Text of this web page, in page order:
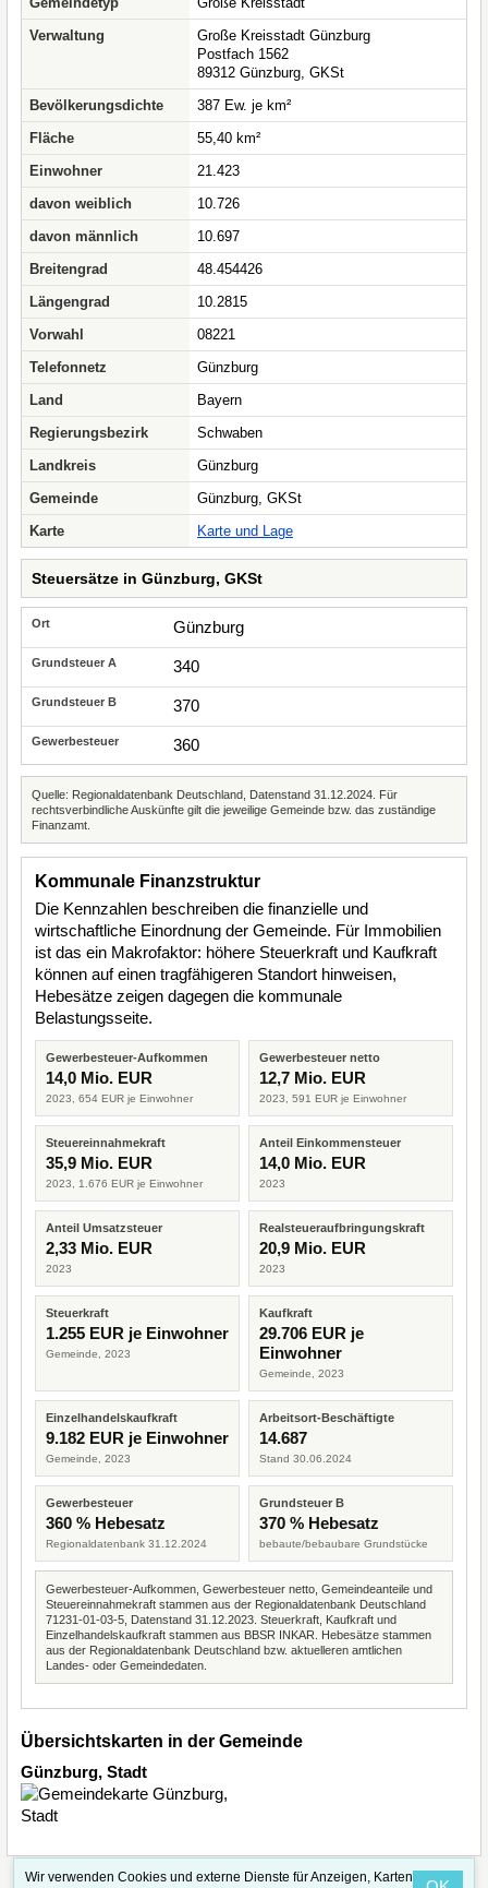
Verwaltung
Große Kreisstadt Günzburg
Postfach 1562
89312 Günzburg, GKSt
Bevölkerungsdichte
387 Ew. je km²
Fläche
55,40 km²
Einwohner
21.423
davon weiblich
10.726
davon männlich
10.697
Breitengrad
48.454426
Längengrad
10.2815
Vorwahl
08221
Telefonnetz
Günzburg
Land
Bayern
Regierungsbezirk
Schwaben
Landkreis
Günzburg
Gemeinde
Günzburg, GKSt
Karte
Karte und Lage
Steuersätze in Günzburg, GKSt
Günzburg
340
370
360
Quelle: Regionaldatenbank Deutschland, Datenstand 31.12.2024. Für
rechtsverbindliche Auskünfte gilt die jeweilige Gemeinde bzw. das zuständige
Finanzamt.
Kommunale Finanzstruktur
Die Kennzahlen beschreiben die finanzielle und
wirtschaftliche Einordnung der Gemeinde. Für Immobilien
ist das ein Makrofaktor: höhere Steuerkraft und Kaufkraft
können auf einen tragfähigeren Standort hinweisen,
Hebesätze zeigen dagegen die kommunale
Belastungsseite.
Gewerbesteuer-Aufkommen
14,0 Mio. EUR
2023, 654 EUR je Einwohner
Gewerbesteuer netto
12,7 Mio. EUR
2023, 591 EUR je Einwohner
Steuereinnahmekraft
35,9 Mio. EUR
2023, 1.676 EUR je Einwohner
Anteil Einkommensteuer
14,0 Mio. EUR
2023
Anteil Umsatzsteuer
2,33 Mio. EUR
2023
Realsteueraufbringungskraft
20,9 Mio. EUR
2023
Steuerkraft
1.255 EUR je Einwohner
Gemeinde, 2023
Kaufkraft
29.706 EUR je
Einwohner
Gemeinde, 2023
Einzelhandelskaufkraft
9.182 EUR je Einwohner
Gemeinde, 2023
Arbeitsort-Beschäftigte
14.687
Stand 30.06.2024
Gewerbesteuer
360 % Hebesatz
Regionaldatenbank 31.12.2024
Grundsteuer B
370 % Hebesatz
bebaute/bebaubare Grundstücke
Gewerbesteuer-Aufkommen, Gewerbesteuer netto, Gemeindeanteile und
Steuereinnahmekraft stammen aus der Regionaldatenbank Deutschland
71231-01-03-5, Datenstand 31.12.2023. Steuerkraft, Kaufkraft und
Einzelhandelskaufkraft stammen aus BBSR INKAR. Hebesätze stammen
aus der Regionaldatenbank Deutschland bzw. aktuelleren amtlichen
Landes- oder Gemeindedaten.
Übersichtskarten in der Gemeinde
Günzburg, Stadt
Wir verwenden Cookies und externe Dienste für Anzeigen, Karten